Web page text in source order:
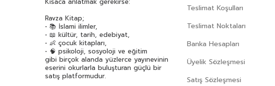
Ravza Kitap;
• 📚 İslami ilimler,
• 📖 kültür, tarih, edebiyat,
• 👶 çocuk kitapları,
• 🧠 psikoloji, sosyoloji ve eğitim
gibi birçok alanda yüzlerce yayınevinin
eserini okurlarla buluşturan güçlü bir
satış platformudur.
Teslimat Koşulları
Teslimat Noktaları
Banka Hesapları
Üyelik Sözleşmesi
Satış Sözleşmesi